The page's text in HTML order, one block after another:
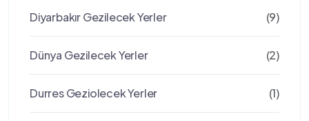
Diyarbakır Gezilecek Yerler (9)
Dünya Gezilecek Yerler (2)
Durres Geziolecek Yerler (1)